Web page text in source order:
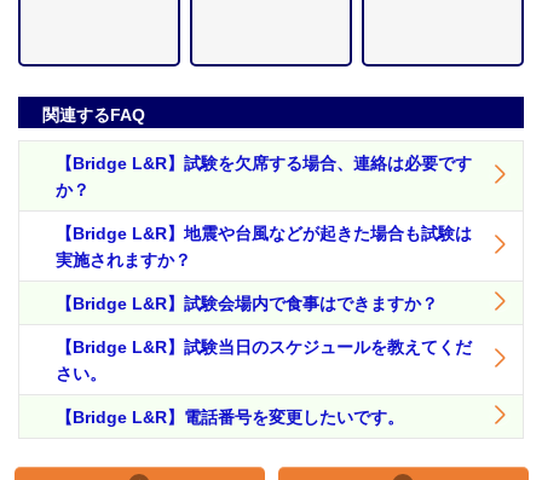
関連するFAQ
【Bridge L&R】試験を欠席する場合、連絡は必要です
か？
【Bridge L&R】地震や台風などが起きた場合も試験は
実施されますか？
【Bridge L&R】試験会場内で食事はできますか？
【Bridge L&R】試験当日のスケジュールを教えてくだ
さい。
【Bridge L&R】電話番号を変更したいです。